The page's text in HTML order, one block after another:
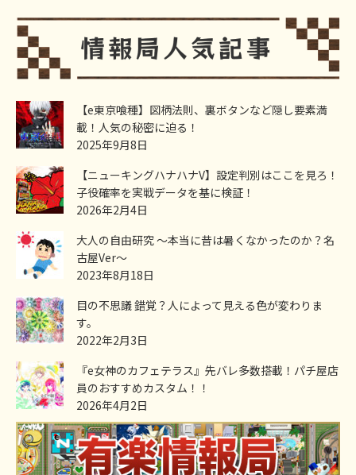
【e東京喰種】図柄法則、裏ボタンなど隠し要素満
載！人気の秘密に迫る！
2025年9月8日
【ニューキングハナハナV】設定判別はここを見ろ！
子役確率を実戦データを基に検証！
2026年2月4日
大人の自由研究 ～本当に昔は暑くなかったのか？名
古屋Ver～
2023年8月18日
目の不思議 錯覚？人によって見える色が変わりま
す。
2022年2月3日
『e女神のカフェテラス』先バレ多数搭載！パチ屋店
員のおすすめカスタム！！
2026年4月2日